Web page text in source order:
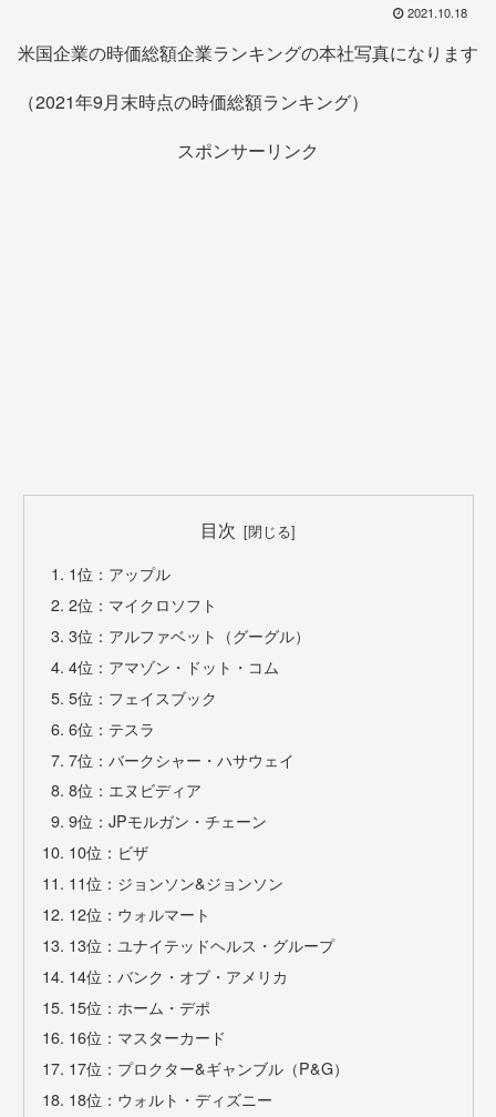
2021.10.18
米国企業の時価総額企業ランキングの本社写真になります
（2021年9月末時点の時価総額ランキング）
スポンサーリンク
目次
1位：アップル
2位：マイクロソフト
3位：アルファベット（グーグル）
4位：アマゾン・ドット・コム
5位：フェイスブック
6位：テスラ
7位：バークシャー・ハサウェイ
8位：エヌビディア
9位：JPモルガン・チェーン
10位：ビザ
11位：ジョンソン&ジョンソン
12位：ウォルマート
13位：ユナイテッドヘルス・グループ
14位：バンク・オブ・アメリカ
15位：ホーム・デポ
16位：マスターカード
17位：プロクター&ギャンブル（P&G）
18位：ウォルト・ディズニー